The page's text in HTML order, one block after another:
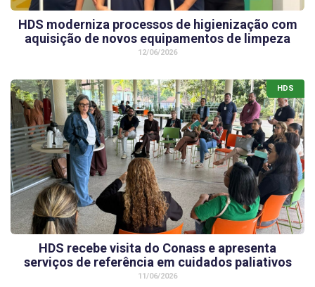
HDS moderniza processos de higienização com
aquisição de novos equipamentos de limpeza
12/06/2026
HDS
HDS recebe visita do Conass e apresenta
serviços de referência em cuidados paliativos
11/06/2026